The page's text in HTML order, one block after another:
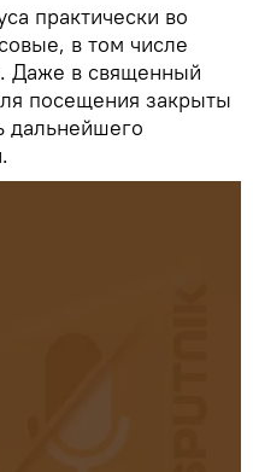
практически во
в том числе
Даже в священный
посещения закрыты
дальнейшего